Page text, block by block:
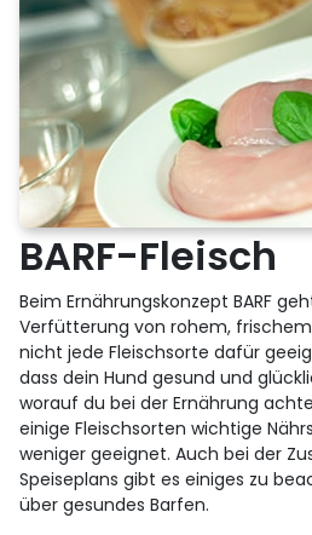
BARF-Fleisch
Beim Ernährungskonzept BARF
Verfütterung von rohem, frischem
nicht jede Fleischsorte dafür
dass dein Hund gesund und
worauf du bei der Ernährung
einige Fleischsorten wichtige
weniger geeignet. Auch bei der
Speiseplans gibt es einiges zu
über gesundes Barfen.